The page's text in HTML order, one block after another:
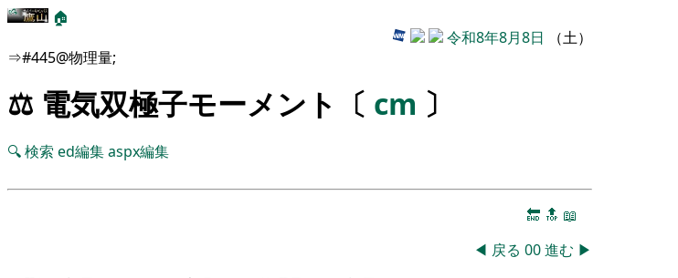
🏠
令和8年8月8日 （土）
⇒#445@物理量;
⚖️ 電気双極子モーメント〔 cm 〕
🔍検索 ed編集aspx編集
🔚 🔝 📖
◀ 戻る 00進む ▶